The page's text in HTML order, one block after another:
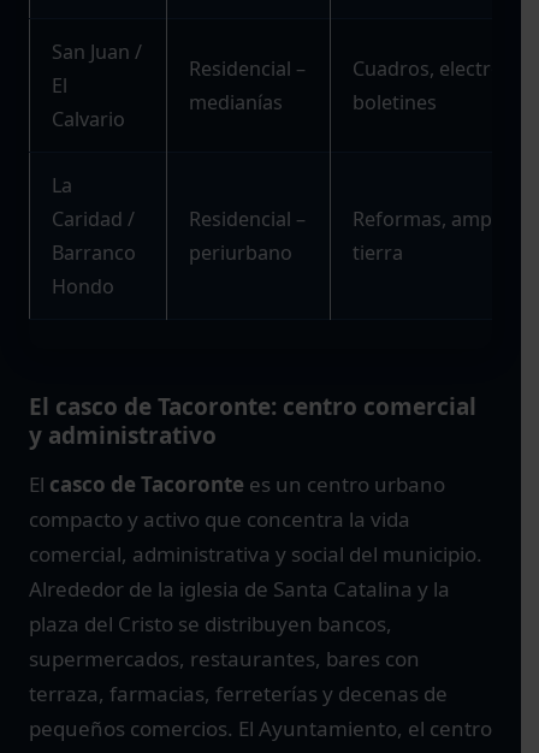
San Juan /
El
Calvario
Residencial –
medianías
Cuadros,
boletines
La
Caridad /
Barranco
Hondo
Residencial –
periurbano
Reformas,
tierra
El casco de Tacoronte: centro comercial
y administrativo
El casco de Tacoronte es un centro urbano
compacto y activo que concentra la vida
comercial, administrativa y social del municipio.
Alrededor de la iglesia de Santa Catalina y la
plaza del Cristo se distribuyen bancos,
supermercados, restaurantes, bares con
terraza, farmacias, ferreterías y decenas de
pequeños comercios. El Ayuntamiento, el centro